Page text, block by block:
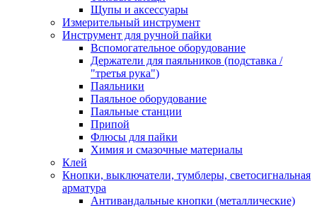
Щупы и аксессуары
Измерительный инструмент
Инструмент для ручной пайки
Вспомогательное оборудование
Держатели для паяльников (подставка /
"третья рука")
Паяльники
Паяльное оборудование
Паяльные станции
Припой
Флюсы для пайки
Химия и смазочные материалы
Клей
Кнопки, выключатели, тумблеры, светосигнальная
арматура
Антивандальные кнопки (металлические)